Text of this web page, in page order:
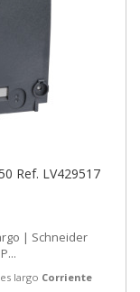
Ref. LV429517
largo Corriente